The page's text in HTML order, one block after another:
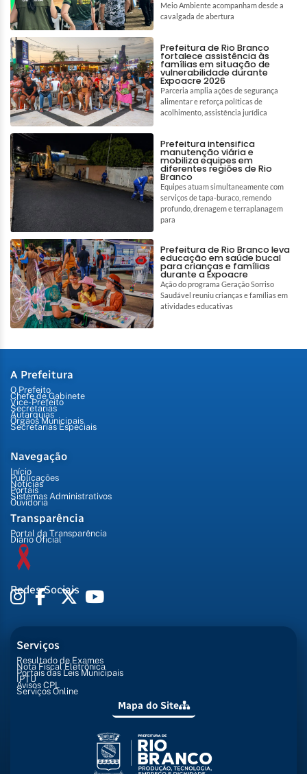
Meio Ambiente acompanham desde a
cavalgada de abertura
Prefeitura de Rio Branco
fortalece assistência às
famílias em situação de
vulnerabilidade durante
Expoacre 2026
Parceria amplia ações de segurança
alimentar e reforça políticas de
acolhimento, assistência jurídica
Prefeitura intensifica
manutenção viária e
mobiliza equipes em
diferentes regiões de Rio
Branco
Equipes atuam simultaneamente com
serviços de tapa-buraco, remendo
profundo, drenagem e terraplanagem
para
Prefeitura de Rio Branco leva
educação em saúde bucal
para crianças e famílias
durante a Expoacre
Ação do programa Geração Sorriso
Saudável reuniu crianças e famílias em
atividades educativas
A Prefeitura
O Prefeito
Chefe de Gabinete
Vice-Prefeito
Secretarias
Autarquias
Órgãos Municipais
Secretarias Especiais
Navegação
Início
Publicações
Notícias
Portais
Sistemas Administrativos
Ouvidoria
Transparência
Portal da Transparência
Diário Oficial
Redes Sociais
Serviços
Resultado de Exames
Nota Fiscal Eletrônica
Portais das Leis Municipais
IPTU
Avisos CPL
Serviços Online
Mapa do Site